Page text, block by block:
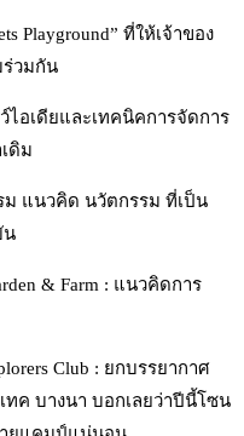
Playground” ที่ให้เจ้าของ
ร่วมกัน
อเดียและเทคนิคการจัดการ
ดิม
ม แนวคิด นวัตกรรม ที่เป็น
น
& Farm : แนวคิดการ
Club : ยกบรรยากาศ
ทค บางนา บอกเลยว่าปีนี้โซน